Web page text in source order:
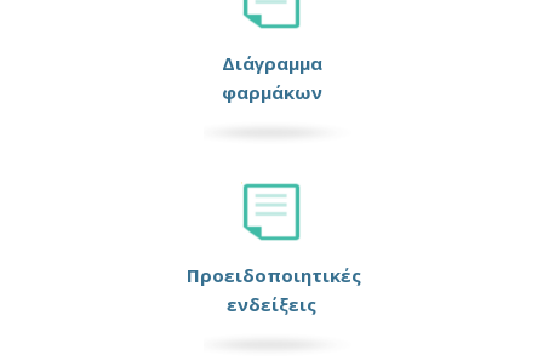
Διάγραμμα
φαρμάκων
Προειδοποιητικές
ενδείξεις